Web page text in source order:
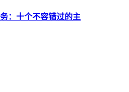
：十个不容错过的主